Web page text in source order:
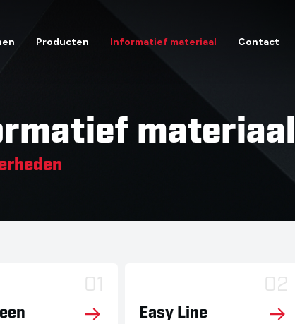
Producten Informatief materiaal Contact
materiaal
01 02
Easy Line